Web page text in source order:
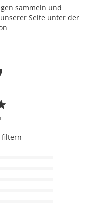
sammeln und
Seite unter der
filtern